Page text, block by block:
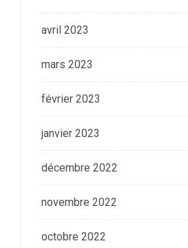
avril 2023
mars 2023
février 2023
janvier 2023
décembre 2022
novembre 2022
octobre 2022